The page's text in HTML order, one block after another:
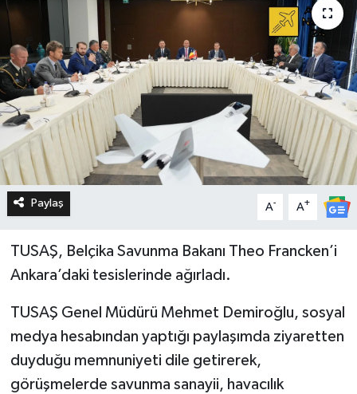
Paylaş A- A+
TUSAŞ, Belçika Savunma Bakanı Theo Francken’i
Ankara’daki tesislerinde ağırladı.
TUSAŞ Genel Müdürü Mehmet Demiroğlu, sosyal
medya hesabından yaptığı paylaşımda ziyaretten
duyduğu memnuniyeti dile getirerek,
görüşmelerde savunma sanayii, havacılık